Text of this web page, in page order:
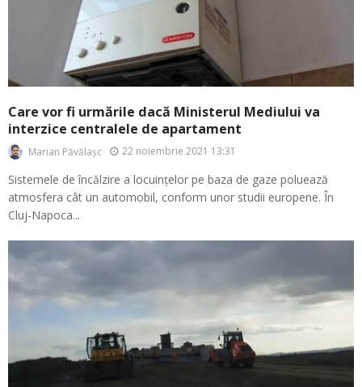
Care vor fi urmările dacă Ministerul Mediului va
interzice centralele de apartament
Marian Păvălașc 22 noiembrie 2021 13:31
Sistemele de încălzire a locuințelor pe baza de gaze poluează
atmosfera cât un automobil, conform unor studii europene. În
Cluj-Napoca...